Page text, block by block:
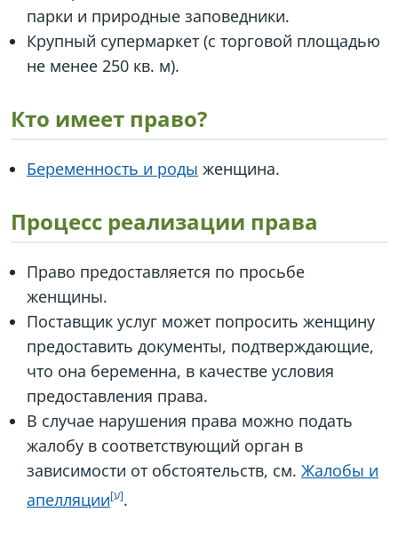
парки и природные заповедники.
Крупный супермаркет (с торговой площадью
не менее 250 кв. м).
Кто имеет право?
Беременность и роды женщина.
Процесс реализации права
Право предоставляется по просьбе
женщины.
Поставщик услуг может попросить женщину
предоставить документы, подтверждающие,
что она беременна, в качестве условия
предоставления права.
В случае нарушения права можно подать
жалобу в соответствующий орган в
зависимости от обстоятельств, см. Жалобы и
апелляции
.